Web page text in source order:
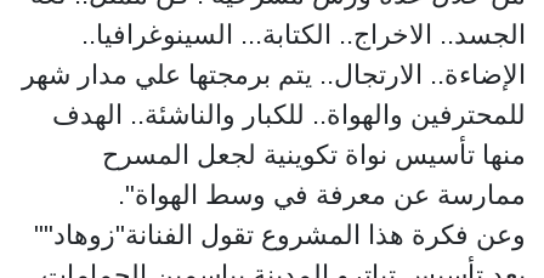
الجسد.. الاخراج.. الكتابة... السينوغرافيا..
الإضاءة.. الارتجال.. يتم برمجتها علي مدار شهر
للمحترفين والهواة.. للكبار والناشئة.. الهدف
منها تأسيس نواة تكوينية لجعل المسرح
ممارسة عن معرفة في وسط الهواة".
وعن فكرة هذا المشروع تقول الفنانة"زوهاد""